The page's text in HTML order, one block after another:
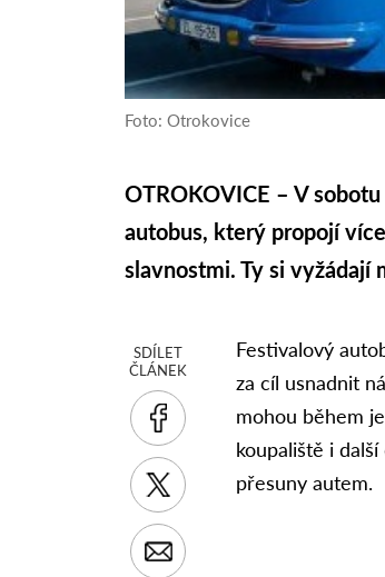
Foto: Otrokovice
OTROKOVICE – V
autobus, který propojí
slavnostmi. Ty si vyžádají
SDÍLET
ČLÁNEK
Festivalový
za cíl usnadnit
mohou během
koupaliště i
přesuny autem.